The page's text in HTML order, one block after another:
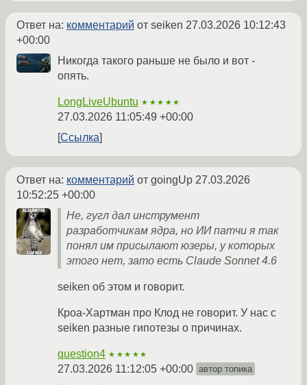
Ответ на: комментарий от seiken 27.03.2026 10:12:43
+00:00
Никогда такого раньше не было и вот -
опять.
LongLiveUbuntu ★★★★★
27.03.2026 11:05:49 +00:00
Ссылка
Ответ на: комментарий от goingUp 27.03.2026
10:52:25 +00:00
Не, гугл дал инструмент
разработчикам ядра, но ИИ патчи я так
понял им присылают юзеры, у которых
этого нет, зато есть Claude Sonnet 4.6
seiken об этом и говорит.
Кроа-Хартман про Клод не говорит. У нас с
seiken разные гипотезы о причинах.
question4 ★★★★★
27.03.2026 11:12:05 +00:00 автор топика